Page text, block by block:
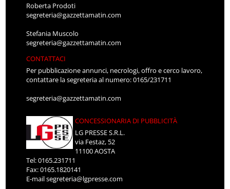
Roberta Prodoti
segreteria@gazzettamatin.com
Stefania Muscolo
segreteria@gazzettamatin.com
CONTATTACI
Per pubblicazione annunci, necrologi, offro e cerco lavoro,
contattare la segreteria al numero: 0165/231711
segreteria@gazzettamatin.com
CONCESSIONARIA DI PUBBLICITÀ
LG PRESSE S.R.L.
via Festaz, 52
11100 AOSTA
Tel: 0165.231711
Fax: 0165.1820141
E-mailsegreteria@lgpresse.com